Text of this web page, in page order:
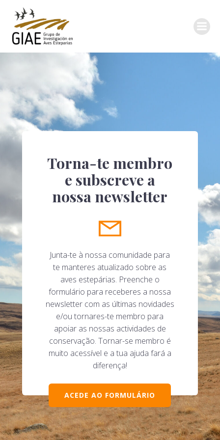
Torna-te membro
e subscreve a
nossa newsletter
Junta-te à nossa comunidade para
te manteres atualizado sobre as
aves estepárias. Preenche o
formulário para receberes a nossa
newsletter com as últimas novidades
e/ou tornares-te membro para
apoiar as nossas actividades de
conservação. Tornar-se membro é
muito acessível e a tua ajuda fará a
diferença!
ACEDE AO FORMULÁRIO